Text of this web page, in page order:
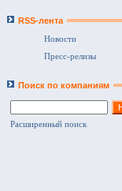
RSS-лента
Новости
Пресс-релизы
Поиск по компаниям
Расширенный поиск